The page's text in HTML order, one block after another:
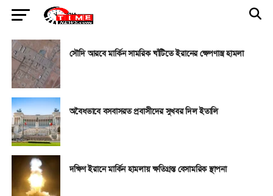
সৌদি আরবে মার্কিন সামরিক ঘাঁটিতে ইরানের ক্ষেপণাস্ত্র হামলা
অবৈধভাবে বসবাসরত প্রবাসীদের সুখবর দিল ইতালি
দক্ষিণ ইরানে মার্কিন হামলায় ক্ষতিগ্রস্ত বেসামরিক স্থাপনা